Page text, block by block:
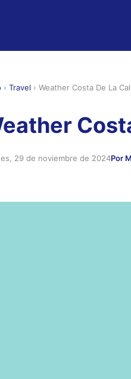
› Travel › Weather Costa De La
29 de noviembre de 2024Por